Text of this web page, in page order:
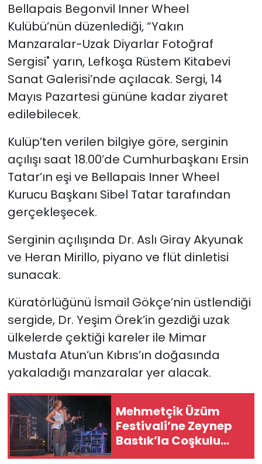
Bellapais Begonvil Inner Wheel
Kulübü’nün düzenlediği, “Yakın
Manzaralar-Uzak Diyarlar Fotoğraf
Sergisi" yarın, Lefkoşa Rüstem Kitabevi
Sanat Galerisi’nde açılacak. Sergi, 14
Mayıs Pazartesi gününe kadar ziyaret
edilebilecek.
Kulüp’ten verilen bilgiye göre, serginin
açılışı saat 18.00’de Cumhurbaşkanı Ersin
Tatar’ın eşi ve Bellapais Inner Wheel
Kurucu Başkanı Sibel Tatar tarafından
gerçekleşecek.
Serginin açılışında Dr. Aslı Giray Akyunak
ve Heran Mirillo, piyano ve flüt dinletisi
sunacak.
Küratörlüğünü İsmail Gökçe’nin üstlendiği
sergide, Dr. Yeşim Örek’in gezdiği uzak
ülkelerde çektiği kareler ile Mimar
Mustafa Atun’un Kıbrıs’ın doğasında
yakaladığı manzaralar yer alacak.
Mehmetçik Üzüm
Festivali’ne Zeynep
Bastık’la Coşkulu
Final
Spor
Teknoloji
Video Galeri
YAŞAM
Yazarlar